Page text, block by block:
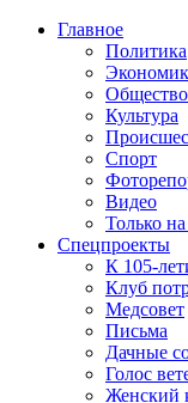
Главное
Политика
Общество
Культура
Спорт
Видео
Только
Спецпроекты
К 105-
Клуб
Медсовет
Письма
Дачные
Голос
Женский